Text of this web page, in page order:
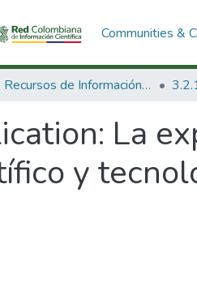
Communities &
3. Recursos de Información Científica y Tecnológica
La
y